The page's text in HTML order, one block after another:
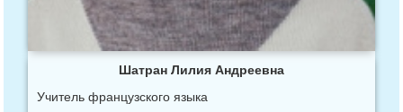
Шатран Лилия Андреевна
Учитель французского языка